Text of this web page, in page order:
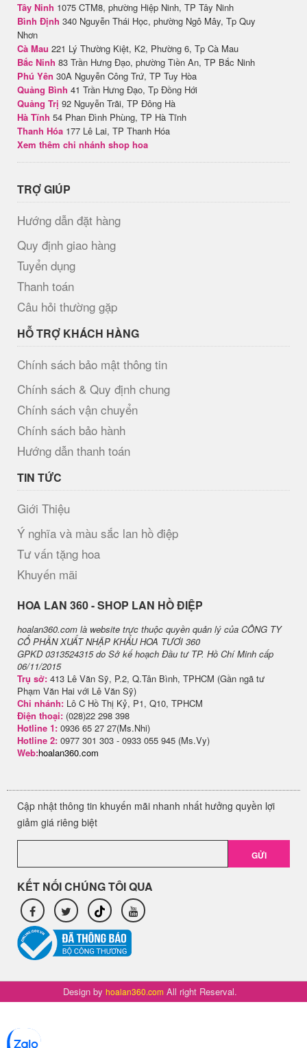
Tây Ninh 1075 CTM8, phường Hiệp Ninh, TP Tây Ninh
Bình Định 340 Nguyễn Thái Học, phường Ngô Mây, Tp Quy
Nhơn
Cà Mau 221 Lý Thường Kiệt, K2, Phường 6, Tp Cà Mau
Bắc Ninh 83 Trần Hưng Đạo, phường Tiền An, TP Bắc Ninh
Phú Yên 30A Nguyễn Công Trứ, TP Tuy Hòa
Quảng Bình 41 Trần Hưng Đạo, Tp Đồng Hới
Quảng Trị 92 Nguyễn Trãi, TP Đông Hà
Hà Tĩnh 54 Phan Đình Phùng, TP Hà Tĩnh
Thanh Hóa 177 Lê Lai, TP Thanh Hóa
Xem thêm chi nhánh shop hoa
TRỢ GIÚP
Hướng dẫn đặt hàng
Quy định giao hàng
Tuyển dụng
Thanh toán
Câu hỏi thường gặp
HỖ TRỢ KHÁCH HÀNG
Chính sách bảo mật thông tin
Chính sách & Quy định chung
Chính sách vận chuyển
Chính sách bảo hành
Hướng dẫn thanh toán
TIN TỨC
Giới Thiệu
Ý nghĩa và màu sắc lan hồ điệp
Tư vấn tặng hoa
Khuyến mãi
H​OA LAN 360 - SHOP LAN HỒ ĐIỆP
hoalan360.com là website trực thuộc quyền quản lý của CÔNG TY
CỔ PHẦN XUẤT NHẬP KHẨU HOA TƯƠI 360
GPKD 0313524315 do Sở kế hoạch Đầu tư TP. Hồ Chí Minh cấp
06/11/2015
Trụ sở: 413 Lê Văn Sỹ, P.2, Q.Tân Bình, TPHCM (Gần ngã tư
Phạm Văn Hai với Lê Văn Sỹ)
Chi nhánh: Lô C Hồ Thị Kỷ, P1, Q10, TPHCM
Điện thoại: (028)22 298 398
Hotline 1: 0936 65 27 27(Ms.Nhi)
Hotline 2: 0977 301 303 - 0933 055 945 (Ms.Vy)
Web:hoalan360.com
Cập nhật thông tin khuyến mãi nhanh nhất hưởng quyền lợi
giảm giá riêng biệt
GỬI
KẾT NỐI CHÚNG TÔI QUA
Design by hoalan360.com All right Reserval.